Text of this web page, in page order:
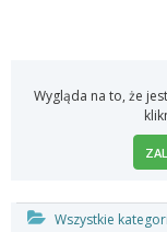
Wygląda na to, że
Wszystkie